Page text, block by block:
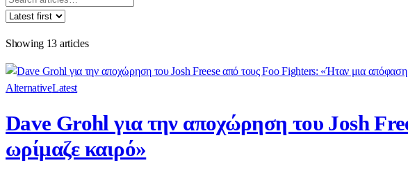
Showing 13 articles
AlternativeLatest
Dave Grohl για την αποχώρηση του Josh
ωρίμαζε καιρό»